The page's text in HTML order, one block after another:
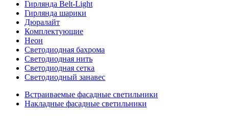
Гирлянда Belt-Light
Гирлянда шарики
Дюралайт
Комплектующие
Неон
Светодиодная бахрома
Светодиодная нить
Светодиодная сетка
Светодиодный занавес
Встраиваемые фасадные светильники
Накладные фасадные светильники